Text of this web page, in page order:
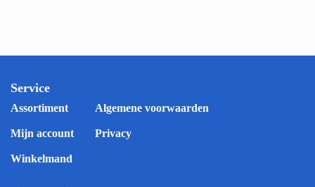
Service
Assortiment
Mijn account
Winkelmand
Algemene voorwaarden
Privacy